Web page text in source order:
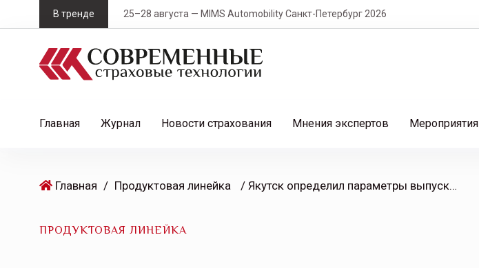
k
В тренде 25–28 августа — MIMS Automobility Санкт-Петербург 2026
Главная Журнал Новости страхования Мнения экспертов Мероприятия
Главная / Продуктовая линейка / Якутск определил параметры выпуска народных облигаций на Финуслугах
ПРОДУКТОВАЯ ЛИНЕЙКА